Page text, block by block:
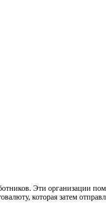
Эти организации
которая затем